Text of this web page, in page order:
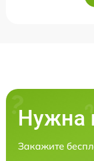
Нужна
Закажите